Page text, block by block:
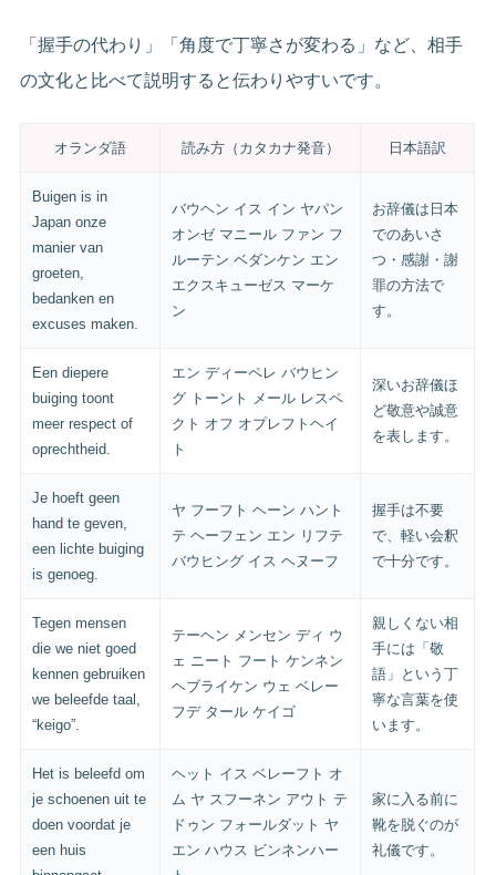
「握手の代わり」「角度で丁寧さが変わる」など、相手
の文化と比べて説明すると伝わりやすいです。
オランダ語 読み方（カタカナ発音） 日本語訳
Buigen is in
Japan onze
manier van
groeten,
bedanken en
excuses maken.
バウヘン イス イン ヤパン
オンゼ マニール ファン フ
ルーテン ベダンケン エン
エクスキューゼス マーケ
ン
お辞儀は日本
でのあいさ
つ・感謝・謝
罪の方法で
す。
Een diepere
buiging toont
meer respect of
oprechtheid.
エン ディーペレ バウヒン
グ トーント メール レスペ
クト オフ オプレフトヘイ
ト
深いお辞儀ほ
ど敬意や誠意
を表します。
Je hoeft geen
hand te geven,
een lichte buiging
is genoeg.
ヤ フーフト ヘーン ハント
テ ヘーフェン エン リフテ
バウヒング イス ヘヌーフ
握手は不要
で、軽い会釈
で十分です。
Tegen mensen
die we niet goed
kennen gebruiken
we beleefde taal,
“keigo”.
テーヘン メンセン ディ ウ
ェ ニート フート ケンネン
ヘブライケン ウェ ベレー
フデ タール ケイゴ
親しくない相
手には「敬
語」という丁
寧な言葉を使
います。
Het is beleefd om
je schoenen uit te
doen voordat je
een huis
ヘット イス ベレーフト オ
ム ヤ スフーネン アウト テ
ドゥン フォールダット ヤ
エン ハウス ビンネンハー
家に入る前に
靴を脱ぐのが
礼儀です。